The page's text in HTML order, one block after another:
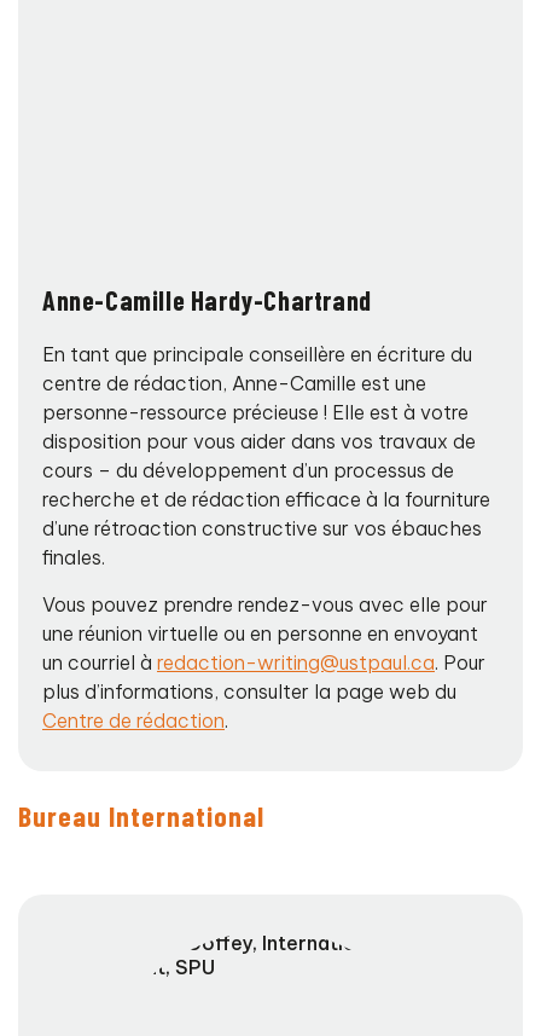
Anne-Camille Hardy-Chartrand
En tant que principale conseillère en écriture du
centre de rédaction, Anne-Camille est une
personne-ressource précieuse ! Elle est à votre
disposition pour vous aider dans vos travaux de
cours – du développement d’un processus de
recherche et de rédaction efficace à la fourniture
d’une rétroaction constructive sur vos ébauches
finales.
Vous pouvez prendre rendez-vous avec elle pour
une réunion virtuelle ou en personne en envoyant
un courriel à redaction-writing@ustpaul.ca. Pour
plus d’informations, consulter la page web du
Centre de rédaction.
Bureau International